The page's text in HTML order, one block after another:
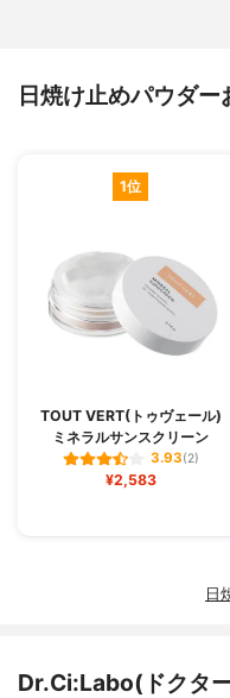
日焼け止めパウダ
1位
TOUT VERT(トゥヴェール)
ミネラルサンスクリーン
3.93(2)
¥2,583
日
Dr.Ci:Labo(ドクタ